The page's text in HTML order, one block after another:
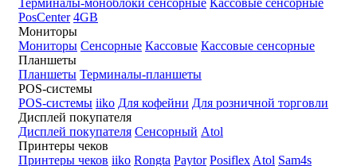
Терминалы-моноблоки сенсорные Кассовые сенсорные
PosCenter 4GB
Мониторы
Мониторы Сенсорные Кассовые Кассовые сенсорные
Планшеты
Планшеты Терминалы-планшеты
POS-системы
POS-системы iiko Для кофейни Для розничной торговли
Дисплей покупателя
Дисплей покупателя Сенсорный Atol
Принтеры чеков
Принтеры чеков iiko Rongta Paytor Posiflex Atol Sam4s